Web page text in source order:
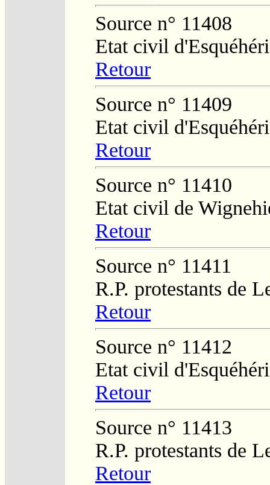
Source n° 11408
Etat civil
Retour
Source n° 11409
Etat civil
Retour
Source n° 11410
Etat civil de
Retour
Source n° 11411
R.P. protestants de
Retour
Source n° 11412
Etat civil
Retour
Source n° 11413
R.P. protestants de
Retour